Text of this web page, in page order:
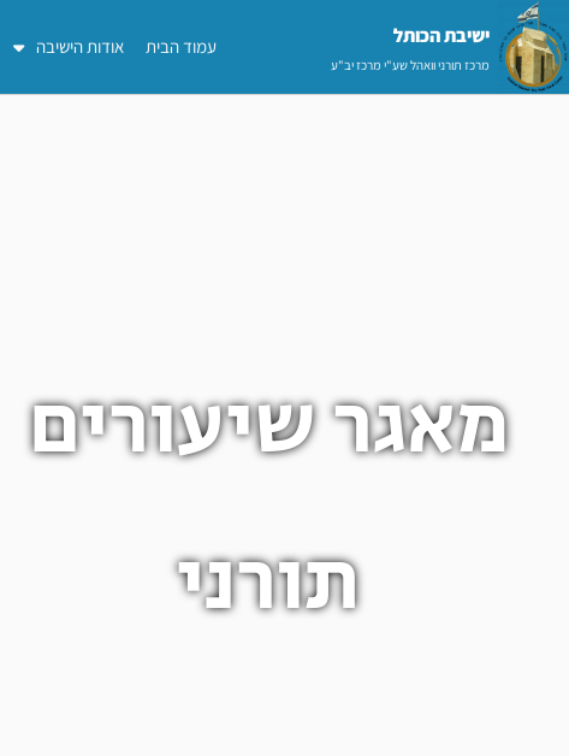
דילוג
לתוכן
ישיבת הכותל​
מרכז תורני וואהל שע"י מרכז יב"ע
עמוד הבית אודות הישיבה
מאגר שיעורים
תורני